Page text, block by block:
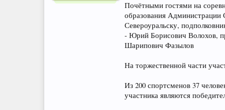
Почётными гостями на
образования
Североуральску,
- Юрий Борисович Волохов,
Шарипович Фазылов
На торжественной части
Из 200 спортсменов 37
участника являются